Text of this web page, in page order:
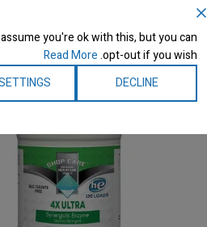
you're ok with this, but you can
opt-out if you wish.
Read More
DECLINE